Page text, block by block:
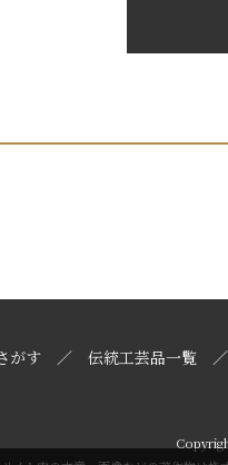
がす 伝統工芸品一覧